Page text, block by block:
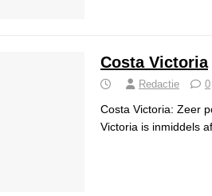
Costa Victoria
Redactie 0
Costa Victoria: Zeer
Victoria is inmiddels